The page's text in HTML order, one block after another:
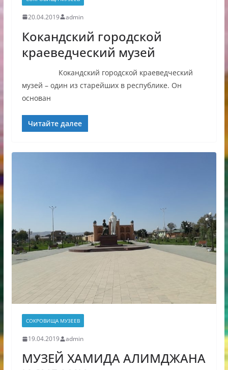
20.04.2019 admin
Кокандский городской
краеведческий музей
Кокандский городской краеведческий
музей – один из старейших в республике. Он
основан
Читайте далее
СОКРОВИЩА МУЗЕЕВ
19.04.2019 admin
МУЗЕЙ ХАМИДА АЛИМДЖАНА